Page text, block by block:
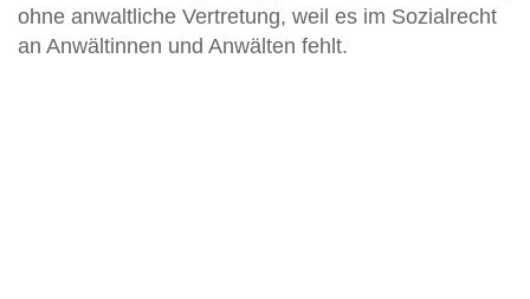
ohne anwaltliche Vertretung, weil es im Sozialrecht
an Anwältinnen und Anwälten fehlt.